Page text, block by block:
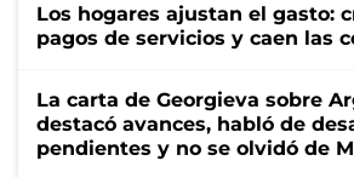
Los hogares ajustan el gasto:
pagos de servicios y caen las
La carta de Georgieva sobre
destacó avances, habló de
pendientes y no se olvidó de